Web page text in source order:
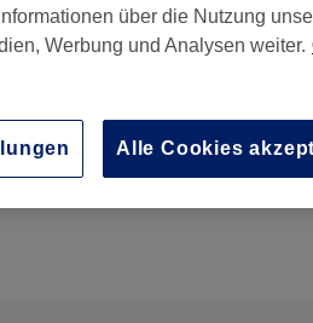
anzeigen
über die Nutzung
Werbung und Analysen weiter.
Alle Cookies